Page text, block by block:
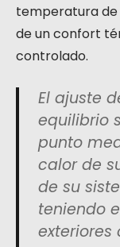
temperatura de
de un confort
controlado.
El ajuste
equilibrio
punto
calor de
de su
teniendo
exteriores